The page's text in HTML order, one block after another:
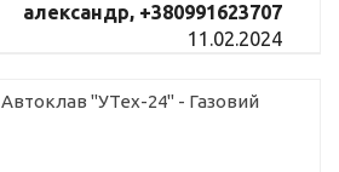
александр, +380991623707
11.02.2024
Автоклав "УТех-24" - Газовий